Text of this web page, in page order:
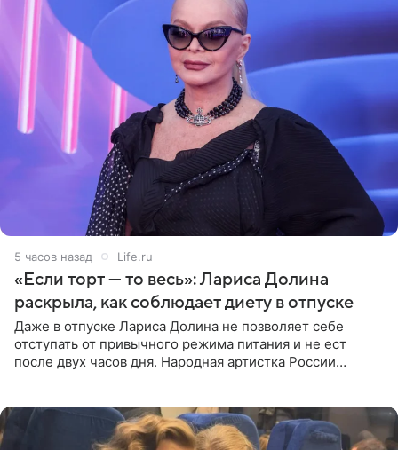
5 часов назад Life.ru
«Если торт — то весь»: Лариса Долина
раскрыла, как соблюдает диету в отпуске
Даже в отпуске Лариса Долина не позволяет себе
отступать от привычного режима питания и не ест
после двух часов дня. Народная артистка России